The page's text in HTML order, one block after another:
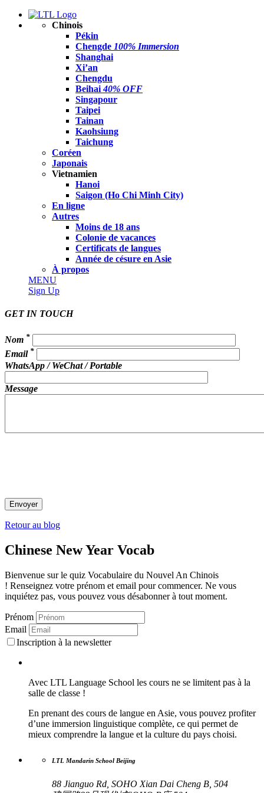
Chinois
Pékin
Chengde 100% Immersion
Shanghai
Xi’an
Chengdu
Beihai40% OFF
Singapour
Taipei
Tainan
Kaohsiung
Taichung
Coréen
Japonais
Vietnamien
Hanoi
Saigon (Ho Chi Minh City)
En ligne
Autres
Moins de 18 ans
Colonie de vacances
Certificats de langues
Année de césure en Asie
À propos
MENU
Sign Up
GET IN TOUCH
Nom *
Email *
WhatsApp / WeChat / Portable
Message
Retour au blog
Chinese New Year Vocab
Bienvenue sur le quiz Vocabulaire du Nouvel An Chinois
! Renseignez votre prénom et email pour commencer. Ne vous
inquiétez pas, vous pouvez vous désabonner à tout moment.
Prénom
Email
Inscription à la newsletter
Avec LTL Language School les cours ne se limitent pas à la
salle de classe !
En prenant des cours de langue en Asie, vous pouvez profiter
d’une immersion linguistique complète, ce qui permet de
mieux comprendre la langue et la culture du pays choisi.
LTL Mandarin School Beijing
88 Jianguo Rd, SOHO Xian Dai Cheng B, 504